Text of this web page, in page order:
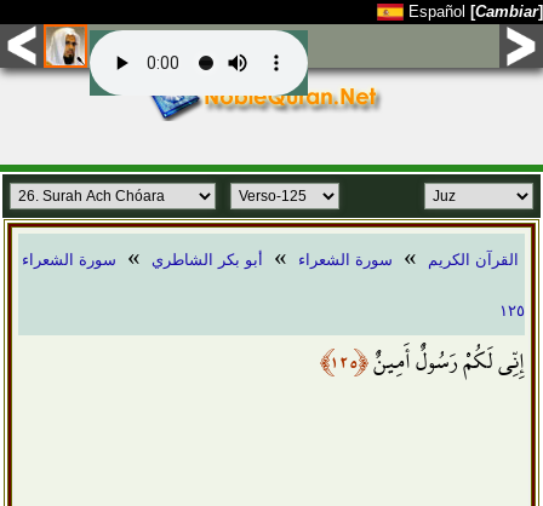
Español [Cambiar]
القرآن الكريم » سورة الشعراء » أبو بكر الشاطري » سورة الشعراء
١٢٥
إِنِّي لَكُمْ رَسُولٌ أَمِينٌ﴿١٢٥﴾